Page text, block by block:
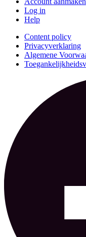
Log in
Help
Content policy
Privacyverklaring
Algemene